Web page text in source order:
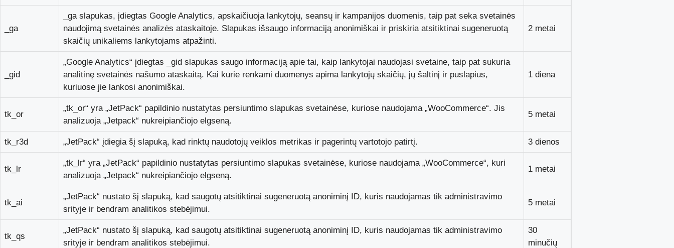
_ga
_ga slapukas, įdiegtas Google Analytics, apskaičiuoja lankytojų, seansų ir kampanijos duomenis, taip pat seka svetainės
naudojimą svetainės analizės ataskaitoje. Slapukas išsaugo informaciją anonimiškai ir priskiria atsitiktinai sugeneruotą
skaičių unikaliems lankytojams atpažinti.
2 metai
_gid
„Google Analytics“ įdiegtas _gid slapukas saugo informaciją apie tai, kaip lankytojai naudojasi svetaine, taip pat sukuria
analitinę svetainės našumo ataskaitą. Kai kurie renkami duomenys apima lankytojų skaičių, jų šaltinį ir puslapius,
kuriuose jie lankosi anonimiškai.
1 diena
tk_or
„tk_or“ yra „JetPack“ papildinio nustatytas persiuntimo slapukas svetainėse, kuriose naudojama „WooCommerce“. Jis
analizuoja „Jetpack“ nukreipiančiojo elgseną.
5 metai
tk_r3d „JetPack“ įdiegia šį slapuką, kad rinktų naudotojų veiklos metrikas ir pagerintų vartotojo patirtį. 3 dienos
tk_lr
„tk_lr“ yra „JetPack“ papildinio nustatytas persiuntimo slapukas svetainėse, kuriose naudojama „WooCommerce“, kuri
analizuoja „Jetpack“ nukreipiančiojo elgseną.
1 metai
tk_ai
„JetPack“ nustato šį slapuką, kad saugotų atsitiktinai sugeneruotą anoniminį ID, kuris naudojamas tik administravimo
srityje ir bendram analitikos stebėjimui.
5 metai
tk_qs
„JetPack“ nustato šį slapuką, kad saugotų atsitiktinai sugeneruotą anoniminį ID, kuris naudojamas tik administravimo
srityje ir bendram analitikos stebėjimui.
30
minučių